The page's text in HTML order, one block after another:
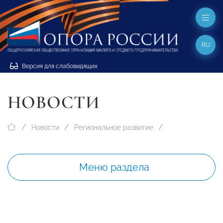
Версия для слабовидящих
RU
НОВОСТИ
Новости Региональное развитие
Меню раздела